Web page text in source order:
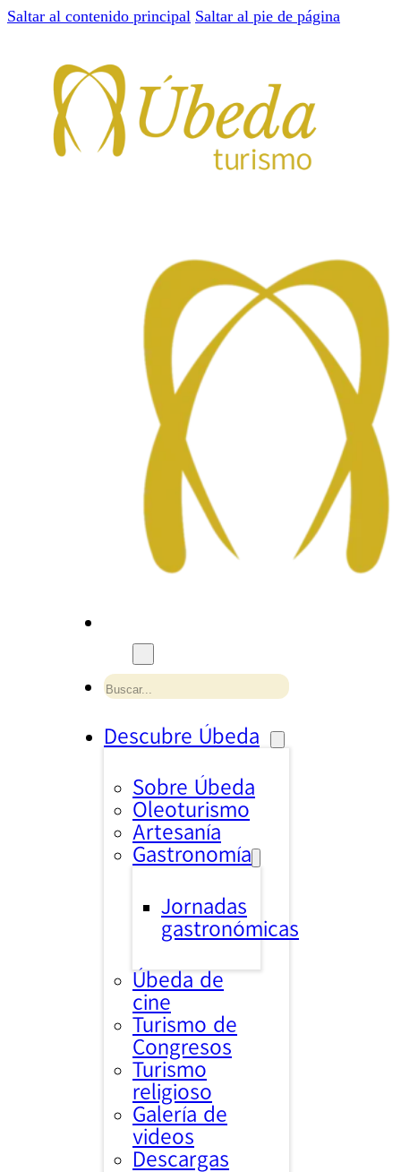
Saltar al contenido principal Saltar al pie de página
Buscar
Descubre Úbeda
Sobre Úbeda
Oleoturismo
Artesanía
Gastronomía
Jornadas
gastronómicas
Úbeda de
cine
Turismo de
Congresos
Turismo
religioso
Galería de
videos
Descargas